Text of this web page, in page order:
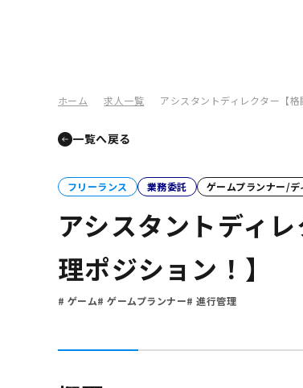
ホーム 求人一覧 アシスタントディレクター【格
一覧へ戻る
フリーランス 業務委託 ゲームプランナー/デ
アシスタントディ
理ポジション！】
ゲーム ゲームプランナー 進行管理